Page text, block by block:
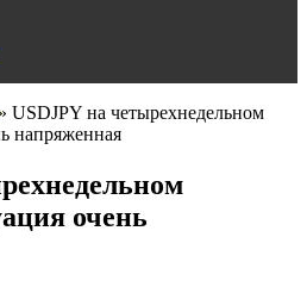
» USDJPY на четырехнедельном
напряженная
очень